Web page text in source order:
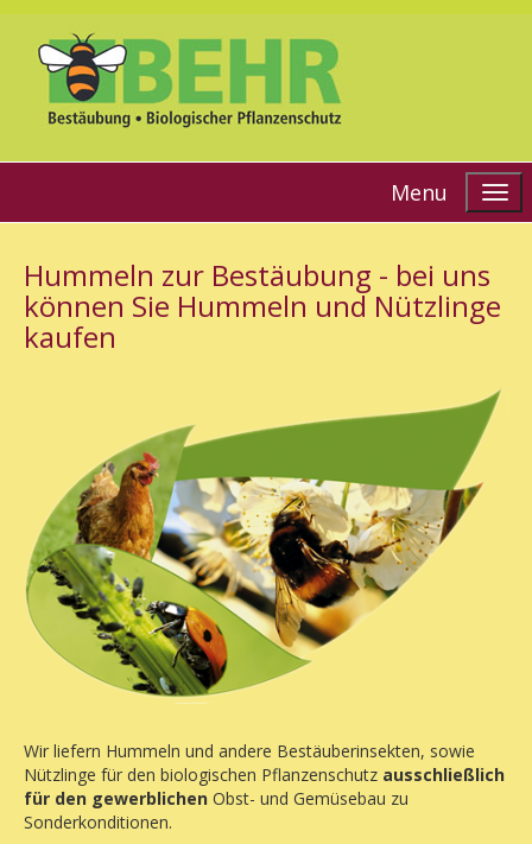
Menu
Hummeln zur Bestäubung - bei uns
können Sie Hummeln und Nützlinge
kaufen
Wir liefern Hummeln und andere Bestäuberinsekten, sowie
Nützlinge für den biologischen Pflanzenschutz ausschließlich
für den gewerblichen Obst- und Gemüsebau zu
Sonderkonditionen.